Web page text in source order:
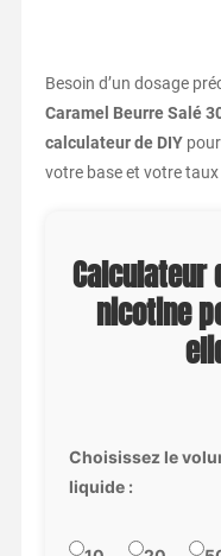
Besoin d’un dosage
Caramel Beurre Salé
calculateur de DIYpour
votre base et votre
Calculateur
nicotine
Choisissez le
liquide :